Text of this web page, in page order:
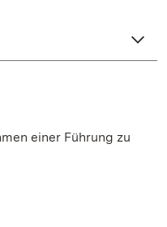
einer Führung zu